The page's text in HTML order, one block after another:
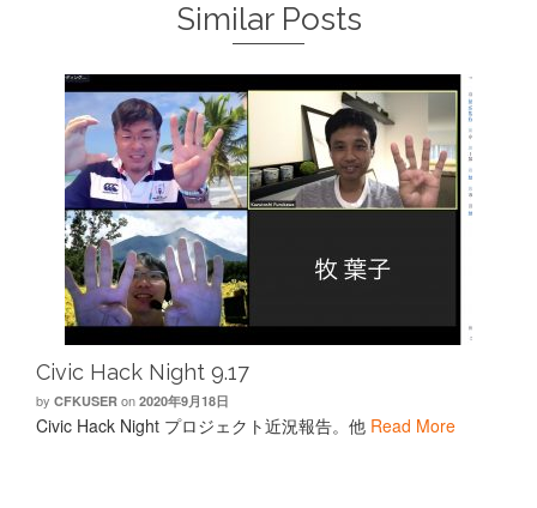
Similar Posts
Civic Hack Night 9.17
by CFKUSER on 2020年9月18日
Civic Hack Night プロジェクト近況報告。他 Read More